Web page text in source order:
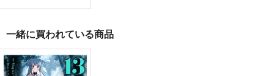
一緒に買われている商品